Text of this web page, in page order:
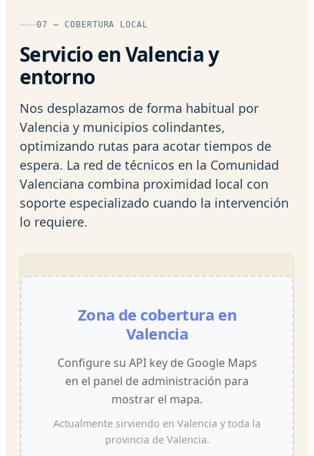
07 — COBERTURA LOCAL
Servicio en Valencia y
entorno
Nos desplazamos de forma habitual por
Valencia y municipios colindantes,
optimizando rutas para acotar tiempos de
espera. La red de técnicos en la Comunidad
Valenciana combina proximidad local con
soporte especializado cuando la intervención
lo requiere.
Zona de cobertura en
Valencia
Configure su API key de Google Maps
en el panel de administración para
mostrar el mapa.
Actualmente sirviendo en Valencia y toda la
provincia de Valencia.